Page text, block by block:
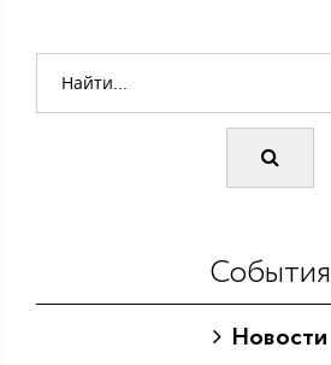
События
Новости